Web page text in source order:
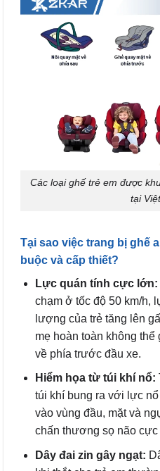
Các loại ghế trẻ em được
tại
Tại sao việc trang bị ghế
buộc và cấp thiết?
Lực quán tính cực lớn:
chạm ở tốc độ 50 km/h,
lượng của trẻ tăng lên
mẹ hoàn toàn không
về phía trước đầu xe.
Hiểm họa từ túi khí nổ:
túi khí bung ra với lực
vào vùng đầu, mặt và
chấn thương sọ não cực
Dây đai zin gây ngạt: